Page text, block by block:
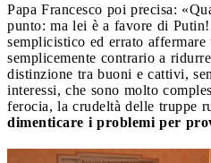
Papa Francesco poi precisa:
punto: ma lei è a favore di
semplicistico ed errato affermare
semplicemente contrario a
distinzione tra buoni e cattivi,
interessi, che sono molto
ferocia, la crudeltà delle truppe
dimenticare i problemi per